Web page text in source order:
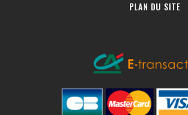
PLAN DU SITE